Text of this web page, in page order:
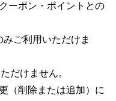
ーポン・ポイントとの
ご利用いただけま
だけません。
（削除または追加）に